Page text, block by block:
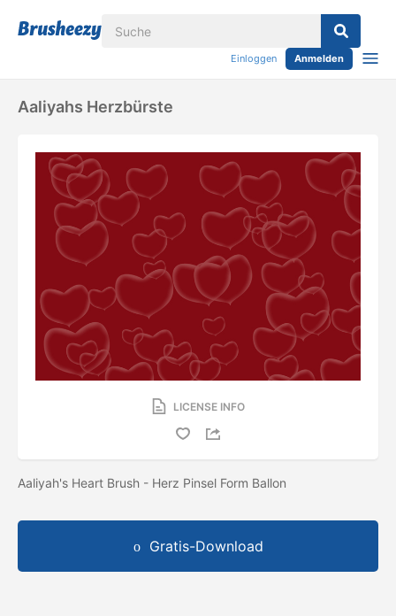
Einloggen Anmelden
Aaliyahs Herzbürste
LICENSE INFO
Aaliyah's Heart Brush - Herz Pinsel Form Ballon
Gratis-Download